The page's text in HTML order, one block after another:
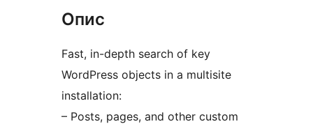
Опис
Fast, in-depth search of key
WordPress objects in a multisite
installation:
– Posts, pages, and other custom